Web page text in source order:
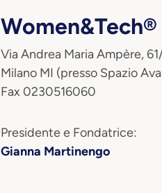
Women&Tech®
Via Andrea Maria Ampère,
Milano MI (presso Spazio
Fax 0230516060
Presidente e Fondatrice:
Gianna Martinengo